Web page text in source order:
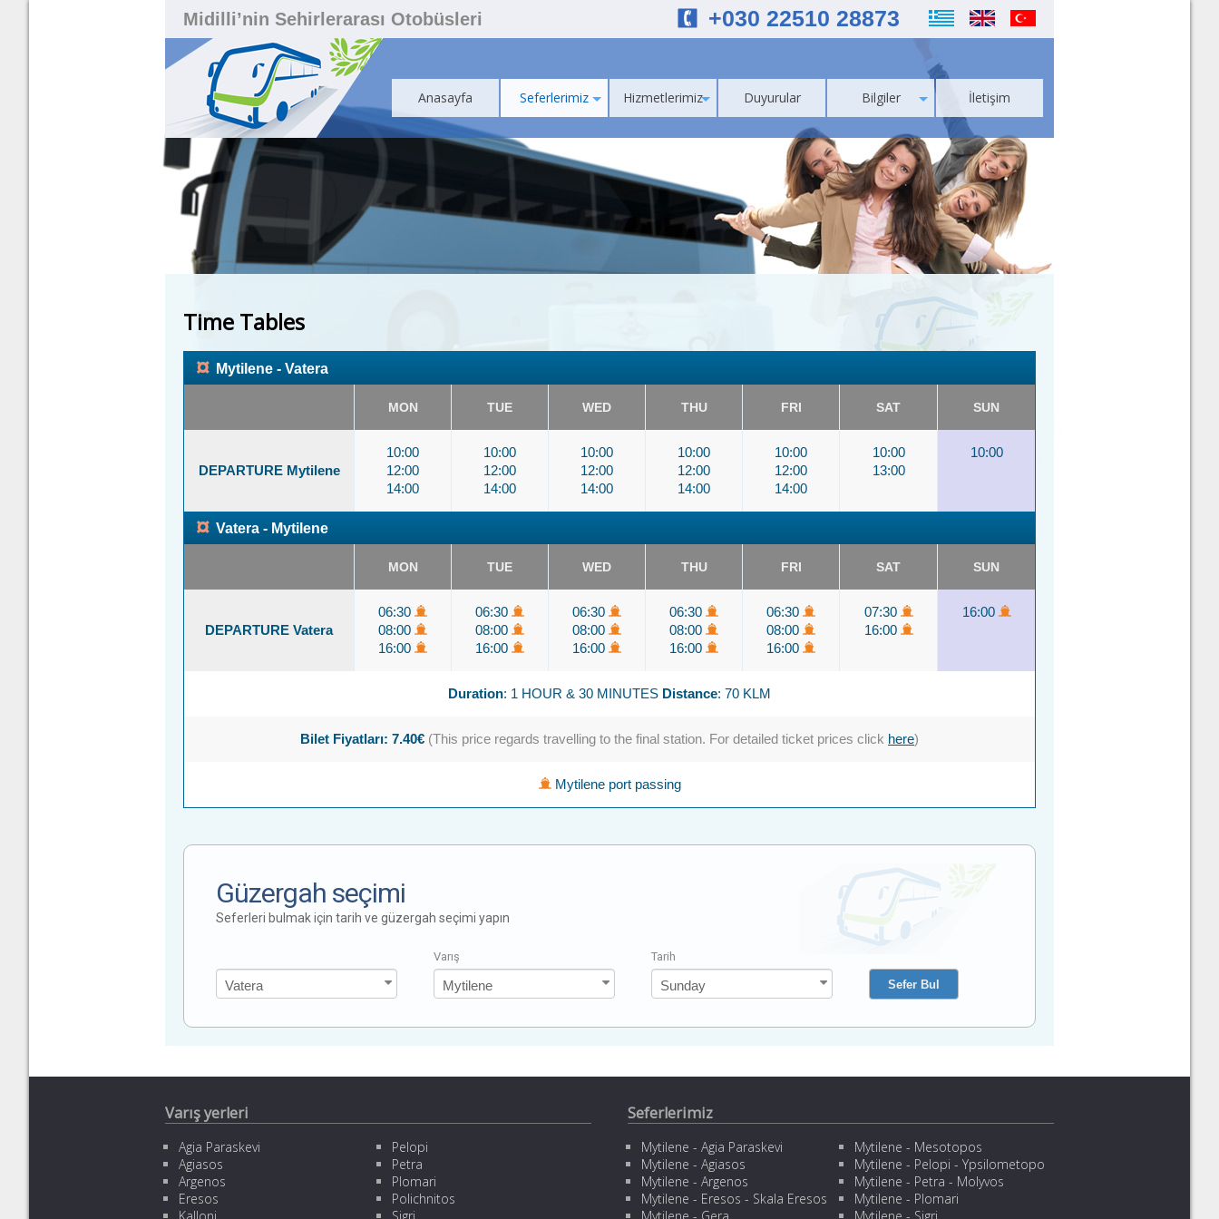
Midilli’nin Sehirlerarası Otobüsleri +030 22510 28873
Anasayfa Seferlerimiz Hizmetlerimiz Duyurular Bilgiler İletişim
Time Tables
¤ Mytilene - Vatera
MON TUE WED THU FRI SAT SUN
DEPARTURE Mytilene
10:00
12:00
14:00
10:00
12:00
14:00
10:00
12:00
14:00
10:00
12:00
14:00
10:00
12:00
14:00
10:00
13:00
10:00
¤ Vatera - Mytilene
MON TUE WED THU FRI SAT SUN
DEPARTURE Vatera
06:30
08:00
16:00
06:30
08:00
16:00
06:30
08:00
16:00
06:30
08:00
16:00
06:30
08:00
16:00
07:30
16:00
16:00
Duration: 1 HOUR & 30 MINUTES Distance: 70 KLM
Bilet Fiyatları: 7.40€ (This price regards travelling to the final station. For detailed ticket prices click here)
Mytilene port passing
Güzergah seçimi
Seferleri bulmak için tarih ve güzergah seçimi yapın
Varış Tarih
Varış yerleri Seferlerimiz
Agia Paraskevi
Agiasos
Argenos
Eresos
Pelopi
Petra
Plomari
Polichnitos
Mytilene - Agia Paraskevi
Mytilene - Agiasos
Mytilene - Argenos
Mytilene - Eresos - Skala Eresos
Mytilene - Mesotopos
Mytilene - Pelopi - Ypsilometopo
Mytilene - Petra - Molyvos
Mytilene - Plomari